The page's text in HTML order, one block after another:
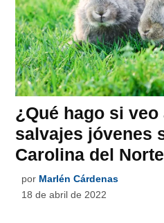
¿Qué hago si veo
salvajes jóvenes
Carolina del
por Marlén Cárdenas
18 de abril de 2022